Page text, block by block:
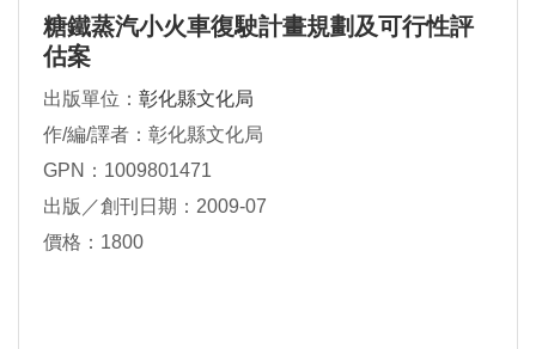
糖鐵蒸汽小火車復駛計畫規劃及可行性評
估案
出版單位： 彰化縣文化局
作/編/譯者：彰化縣文化局
GPN：1009801471
出版／創刊日期：2009-07
價格：1800